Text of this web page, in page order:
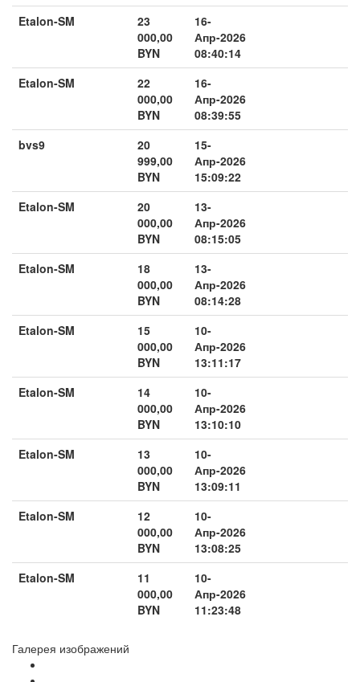
Etalon-SM
23
000,00
BYN
16-
Апр-2026
08:40:14
Etalon-SM
22
000,00
BYN
16-
Апр-2026
08:39:55
bvs9
20
999,00
BYN
15-
Апр-2026
15:09:22
Etalon-SM
20
000,00
BYN
13-
Апр-2026
08:15:05
Etalon-SM
18
000,00
BYN
13-
Апр-2026
08:14:28
Etalon-SM
15
000,00
BYN
10-
Апр-2026
13:11:17
Etalon-SM
14
000,00
BYN
10-
Апр-2026
13:10:10
Etalon-SM
13
000,00
BYN
10-
Апр-2026
13:09:11
Etalon-SM
12
000,00
BYN
10-
Апр-2026
13:08:25
Etalon-SM
11
000,00
BYN
10-
Апр-2026
11:23:48
Галерея изображений